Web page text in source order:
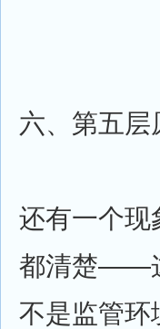
六、第五层
还有一个现
都清楚——
不是监管环